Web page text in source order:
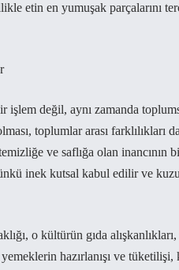
etin en yumuşak parçalarını
değil, aynı zamanda
toplumlar arası farklılıkları
ve saflığa olan inancının
inek kutsal kabul edilir ve
o kültürün gıda
hazırlanışı ve